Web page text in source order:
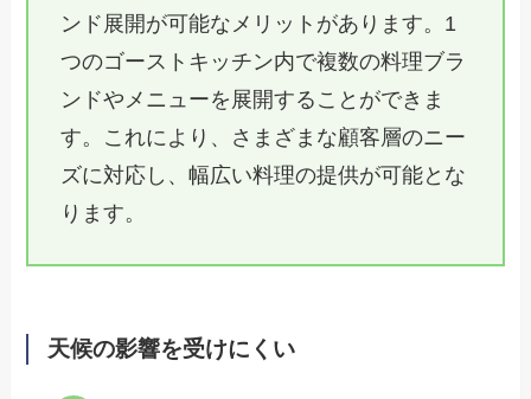
ンド展開が可能なメリットがあります。1
つのゴーストキッチン内で複数の料理ブラ
ンドやメニューを展開することができま
す。これにより、さまざまな顧客層のニー
ズに対応し、幅広い料理の提供が可能とな
ります。
天候の影響を受けにくい